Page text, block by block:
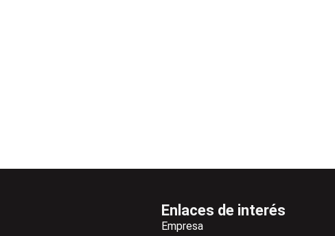
Enlaces de interés
Empresa